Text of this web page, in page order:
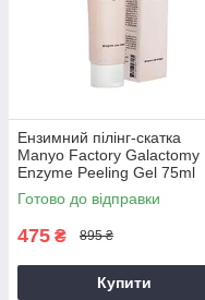
Ензимний пілінг-скатка
Manyo Factory Galactomy
Enzyme Peeling Gel 75ml
Готово до відправки
475 ₴ 895 ₴
Купити